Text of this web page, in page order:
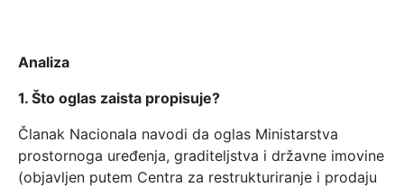
Analiza
1. Što oglas zaista propisuje?
Članak Nacionala navodi da oglas Ministarstva
prostornoga uređenja, graditeljstva i državne imovine
(objavljen putem Centra za restrukturiranje i prodaju